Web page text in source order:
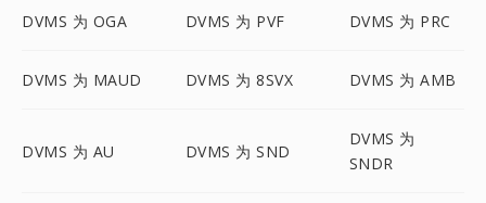
DVMS 为 OGA DVMS 为 PVF DVMS 为 PRC
DVMS 为 MAUD DVMS 为 8SVX DVMS 为 AMB
DVMS 为 AU DVMS 为 SND
DVMS 为
SNDR